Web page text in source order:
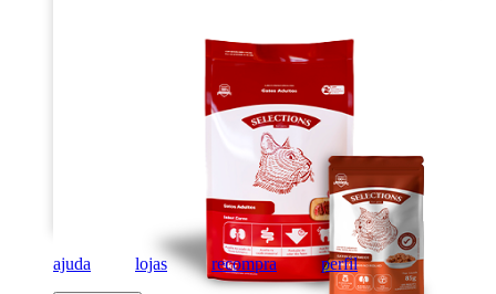
ajuda lojas recompra perfil